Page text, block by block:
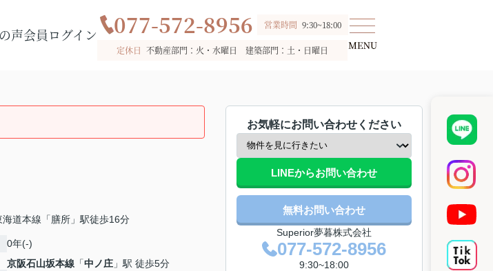
声会員ログイン 077-572-8956 営業時間 9:30~18:00
定休日 不動産部門：火・水曜日 建築部門：土・日曜日
海道本線「膳所」駅徒歩16分
0年(-)
京阪石山坂本線 「中ノ庄 」駅 徒歩5分
お気軽にお問い合わせください
LINEからお問い合わせ
無料お問い合わせ
Superior夢暮株式会社
077-572-8956
9:30~18:00